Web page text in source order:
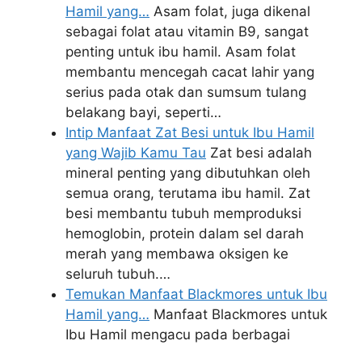
Hamil yang… Asam folat, juga dikenal
sebagai folat atau vitamin B9, sangat
penting untuk ibu hamil. Asam folat
membantu mencegah cacat lahir yang
serius pada otak dan sumsum tulang
belakang bayi, seperti…
Intip Manfaat Zat Besi untuk Ibu Hamil
yang Wajib Kamu Tau Zat besi adalah
mineral penting yang dibutuhkan oleh
semua orang, terutama ibu hamil. Zat
besi membantu tubuh memproduksi
hemoglobin, protein dalam sel darah
merah yang membawa oksigen ke
seluruh tubuh.…
Temukan Manfaat Blackmores untuk Ibu
Hamil yang… Manfaat Blackmores untuk
Ibu Hamil mengacu pada berbagai